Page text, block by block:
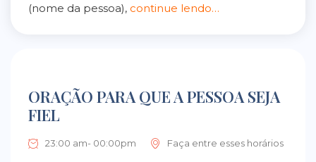
(nome da pessoa), continue lendo…
ORAÇÃO PARA QUE A PESSOA SEJA
FIEL
23:00 am- 00:00pm Faça entre esses horários